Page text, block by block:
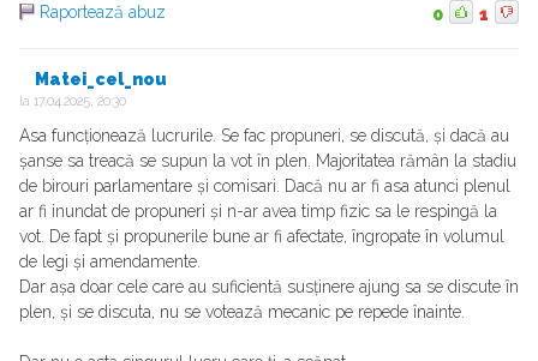
Raportează abuz
0 1
Matei_cel_nou
la 17.04.2025, 20:30
Asa funcționează lucrurile. Se fac propuneri, se discută, și dacă au
șanse sa treacă se supun la vot în plen. Majoritatea rămân la stadiu
de birouri parlamentare și comisari. Dacă nu ar fi asa atunci plenul
ar fi inundat de propuneri și n-ar avea timp fizic sa le respingă la
vot. De fapt și propunerile bune ar fi afectate, îngropate în volumul
de legi și amendamente.
Dar așa doar cele care au suficientă susținere ajung sa se discute în
plen, și se discuta, nu se votează mecanic pe repede înainte.